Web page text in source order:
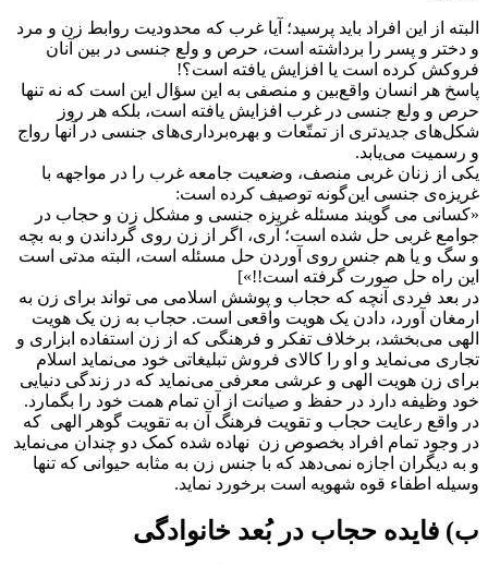
البته از این افراد باید پرسید؛ آیا غرب که محدودیت روابط زن و مرد
و دختر و پسر را برداشته است، حرص و ولع جنسی در بین آنان
فروکش کرده است یا افزایش یافته است؟!
پاسخ هر انسان واقعبین و منصفی به این سؤال این است که نه تنها
حرص و ولع جنسی در غرب افزایش یافته است، بلکه هر روز
شکلهای جدیدتری از تمتّعات و بهرهبرداریهای جنسی در آنها رواج
و رسمیت مییابد.
یکی از زنان غربی منصف، وضعیت جامعه غرب را در مواجهه با
غریزهی جنسی اینگونه توصیف کرده است:
«کسانی می گویند مسئله غریزه جنسی و مشکل زن و حجاب در
جوامع غربی حل شده است؛ آری، اگر از زن روی گرداندن و به بچه
و سگ و یا هم جنس روی آوردن حل مسئله است، البته مدتی است
این راه حل صورت گرفته است!!»[
در بعد فردی آنچه که حجاب و پوشش اسلامی می تواند برای زن به
ارمغان آورد، دادن یک هویت واقعی است. حجاب به زن یک هویت
الهی می‌بخشد، برخلاف تفکر و فرهنگی که از زن استفاده ابزاری و
تجاری می‌نماید و او را کالای فروش تبلیغاتی خود می‌نماید اسلام
برای زن هویت الهی و عرشی معرفی می‌نماید که در زندگی دنیایی
خود وظیفه دارد در حفظ و صیانت از آن تمام همت خود را بگمارد.
در واقع رعایت حجاب و تقویت فرهنگ آن به تقویت گوهر الهی که
در وجود تمام افراد بخصوص زن نهاده شده کمک دو چندان می‌نماید
و به دیگران اجازه نمی‌دهد که با جنس زن به مثابه حیوانی که تنها
وسیله اطفاء قوه شهویه است برخورد نماید.
ب) فایده‎ حجاب در بُعد خانوادگی